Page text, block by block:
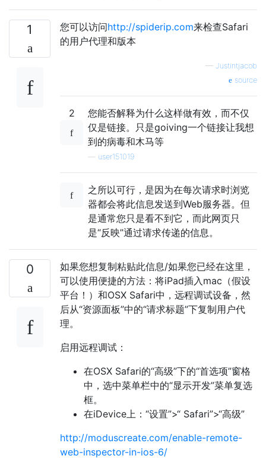
1 您可以访问http://spiderip.com来检查Safari
的用户代理和版本
— Justintjacob
source
2
您能否解释为什么这样做有效，而不仅
仅是链接。只是goiving一个链接让我想
到的病毒和木马等
user151019
之所以可行，是因为在每次请求时浏览
器都会将此信息发送到Web服务器。但
是通常您只是看不到它，而此网页只
是“反映”通过请求传递的信息。
0
如果您想复制粘贴此信息/如果您已经在这里，
可以使用便捷的方法：将iPad插入mac（假设
平台！）和OSX Safari中，远程调试设备，然
后从“资源面板”中的“请求标题”下复制用户代
理。
启用远程调试：
在OSX Safari的“高级”下的“首选项”窗格
中，选中菜单栏中的“显示开发”菜单复选
框。
在iDevice上：“设置”>“ Safari”>“高级”
http://moduscreate.com/enable-remote-
web-inspector-in-ios-6/